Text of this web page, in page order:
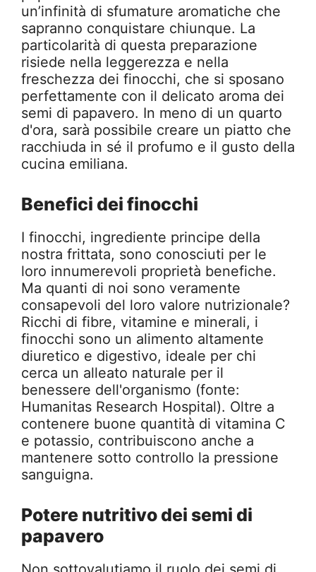
un’infinità di sfumature aromatiche che
sapranno conquistare chiunque. La
particolarità di questa preparazione
risiede nella leggerezza e nella
freschezza dei finocchi, che si sposano
perfettamente con il delicato aroma dei
semi di papavero. In meno di un quarto
d'ora, sarà possibile creare un piatto che
racchiuda in sé il profumo e il gusto della
cucina emiliana.
Benefici dei finocchi
I finocchi, ingrediente principe della
nostra frittata, sono conosciuti per le
loro innumerevoli proprietà benefiche.
Ma quanti di noi sono veramente
consapevoli del loro valore nutrizionale?
Ricchi di fibre, vitamine e minerali, i
finocchi sono un alimento altamente
diuretico e digestivo, ideale per chi
cerca un alleato naturale per il
benessere dell'organismo (fonte:
Humanitas Research Hospital). Oltre a
contenere buone quantità di vitamina C
e potassio, contribuiscono anche a
mantenere sotto controllo la pressione
sanguigna.
Potere nutritivo dei semi di
papavero